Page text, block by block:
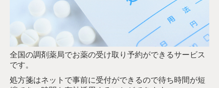
全国の調剤薬局でお薬の受け取り予約ができるサービス
です。
処方箋はネットで事前に受付ができるので待ち時間が短